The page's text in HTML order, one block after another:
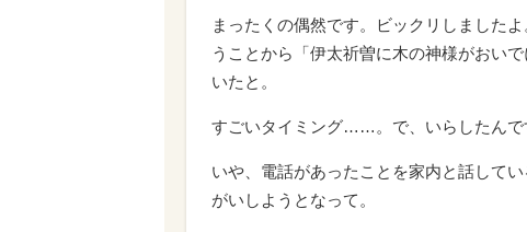
まったくの偶然です。ビックリしました
うことから「伊太祈曽に木の神様がおい
いたと。
すごいタイミング……。で、いらしたんで
いや、電話があったことを家内と話して
がいしようとなって。